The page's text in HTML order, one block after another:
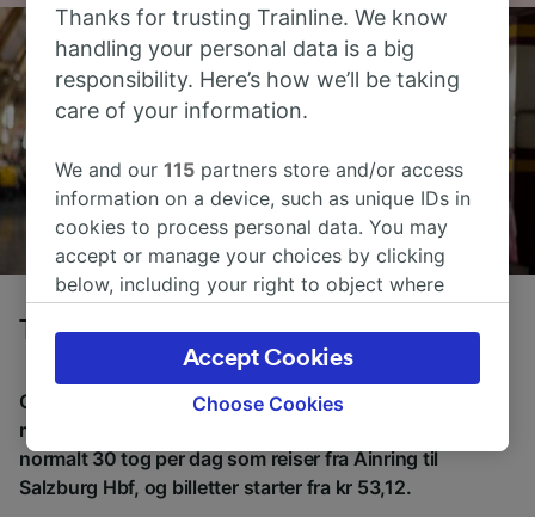
Tog fra Ainring til Salzburg Hbf
Gjennomsnittlig tid å reise fra Ainring til Salzburg Hbf
med tog er 31m, over en avstand på rundt 6 km. Det er
normalt 30 tog per dag som reiser fra Ainring til
Salzburg Hbf, og billetter starter fra kr 53,12.
Thanks for trusting Trainline. We know
handling your personal data is a big
responsibility. Here’s how we’ll be taking
care of your information.
We and our115 partners store and/or access
information on a device, such as unique IDs in
cookies to process personal data. You may
accept or manage your choices by clicking
below, including your right to object where
the privacy policy page. These choices will be
signaled to our partners and will not affect
browsing data. Your data will not be used for
track you.
We and our partners process data to provide:
Choose Cookies
Accept Cookies